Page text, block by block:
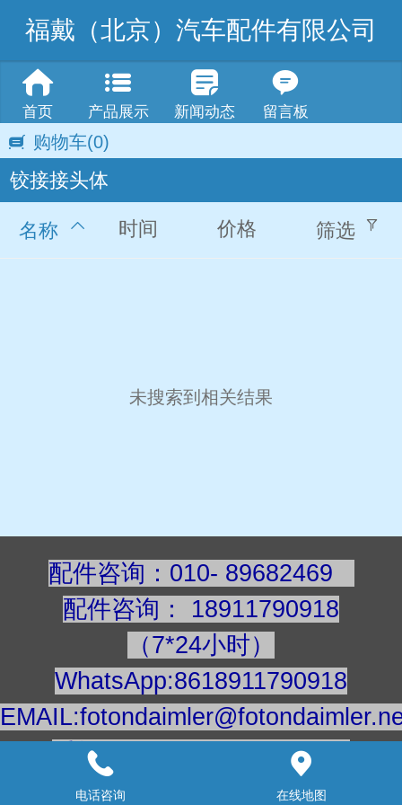
福戴（北京）汽车配件有限公司
首页 产品展示 新闻动态 留言板
购物车(0)
铰接接头体
名称 时间 价格 筛选
未搜索到相关结果
配件咨询：010- 89682469
配件咨询 ： 18911790918
（7*24小时）
WhatsApp:8618911790918
手机/微信：18911790918
建议用电脑浏览更清楚
电话咨询 在线地图